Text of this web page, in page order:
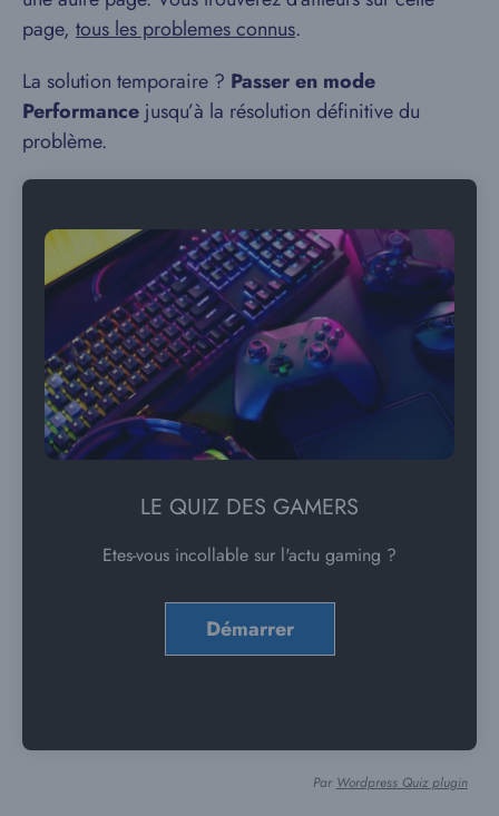
page, tous les problemes connus.
La solution temporaire ? Passer en mode
Performance jusqu’à la résolution définitive du
problème.
LE QUIZ DES GAMERS
Etes-vous incollable sur l'actu gaming ?
Par Wordpress Quiz plugin